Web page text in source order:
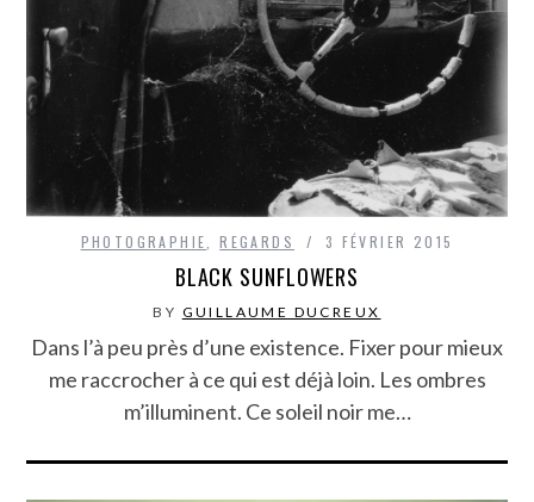
PHOTOGRAPHIE ,REGARDS 3 FÉVRIER 2015
BLACK SUNFLOWERS
BY GUILLAUME DUCREUX
Dans l’à peu près d’une existence. Fixer pour mieux
me raccrocher à ce qui est déjà loin. Les ombres
m’illuminent. Ce soleil noir me…